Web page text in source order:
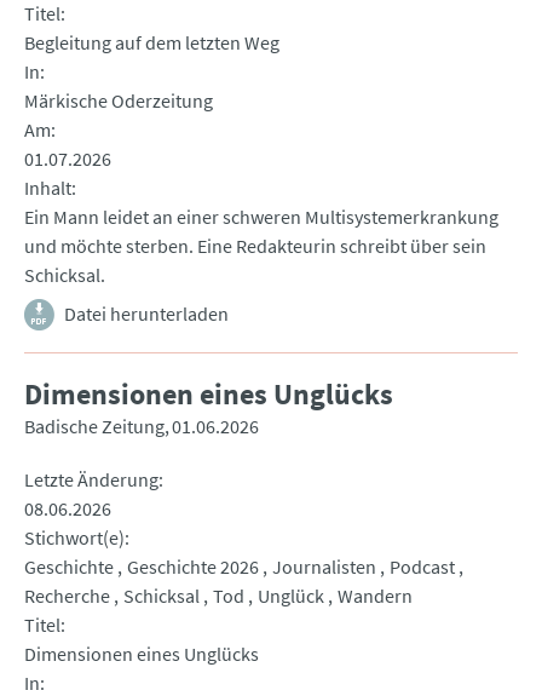
Titel
Begleitung auf dem letzten Weg
In
Märkische Oderzeitung
Am
01.07.2026
Inhalt
Ein Mann leidet an einer schweren Multisystemerkrankung
und möchte sterben. Eine Redakteurin schreibt über sein
Schicksal.
Datei herunterladen
Dimensionen eines Unglücks
Badische Zeitung 01.06.2026
Letzte Änderung
08.06.2026
Stichwort(e)
Geschichte Geschichte 2026 Journalisten
Podcast
Recherche Schicksal Tod Unglück Wandern
Titel
Dimensionen eines Unglücks
In